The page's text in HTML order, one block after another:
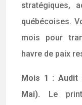
stratégiques,
québécoises.
mois pour
havre de paix
Mois 1 : Audit
Mai). Le